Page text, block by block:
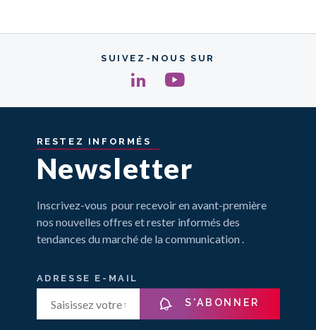
SUIVEZ-NOUS SUR
RESTEZ INFORMÉS
Newsletter
Inscrivez-vous pour recevoir en avant-première
nos nouvelles offres et rester informés des
tendances du marché de la communication .
ADRESSE E-MAIL
S'ABONNER